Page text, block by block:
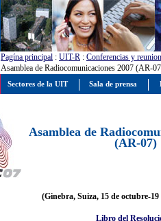
Pagína principal : UIT-R : Conferencias y
Asamblea de Radiocomunicaciones 2007 (AR-
Asamblea de
(AR-07)
(Ginebra, Suiza, 15 de octubre-19
Libro del
Sectores de la UIT Sala de prensa